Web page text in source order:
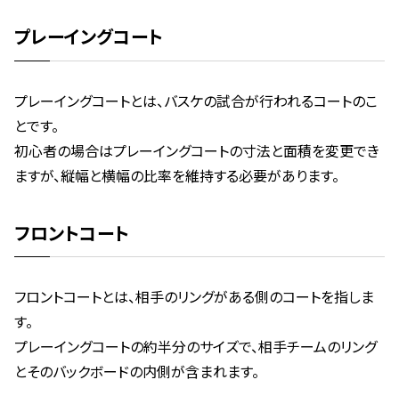
プレーイングコート
プレーイングコートとは、バスケの試合が行われるコートのこ
とです。
初心者の場合はプレーイングコートの寸法と面積を変更でき
ますが、縦幅と横幅の比率を維持する必要があります。
フロントコート
フロントコートとは、相手のリングがある側のコートを指しま
す。
プレーイングコートの約半分のサイズで、相手チームのリング
とそのバックボードの内側が含まれます。